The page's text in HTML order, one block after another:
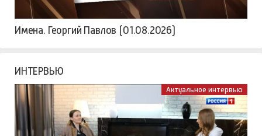
Имена. Георгий Павлов (01.08.2026)
ИНТЕРВЬЮ
Актуальное интервью